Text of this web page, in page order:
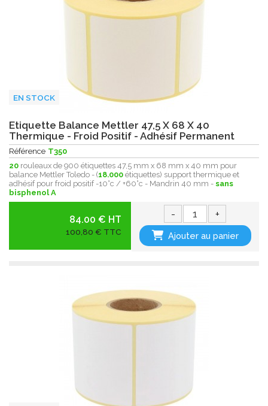
EN STOCK
Etiquette Balance Mettler 47,5 X 68 X 40
Thermique - Froid Positif - Adhésif Permanent
Référence T350
20 rouleaux de 900 étiquettes 47,5 mm x 68 mm x 40 mm pour
balance Mettler Toledo - (18.000 étiquettes) support thermique et
adhésif pour froid positif -10°c / +60°c - Mandrin 40 mm - sans
bisphenol A
84.00 € HT
100,80 € TTC
- +
Ajouter au panier